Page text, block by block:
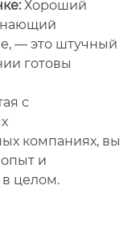
Хороший
— это штучный
готовы
с
компаниях, вы
и
целом.